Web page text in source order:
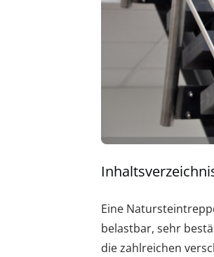
Eine
belastbar, sehr
die zahlreichen